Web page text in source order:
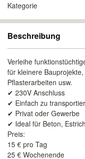
Kategorie
Beschreibung
Verleihe
für kleinere
Pflasterarbeiten usw.
✔ 230V Anschluss
✔ Einfach zu
✔ Privat oder Gewerbe
✔ Ideal für Beton,
Preis:
15 € pro Tag
25 € Wochenende